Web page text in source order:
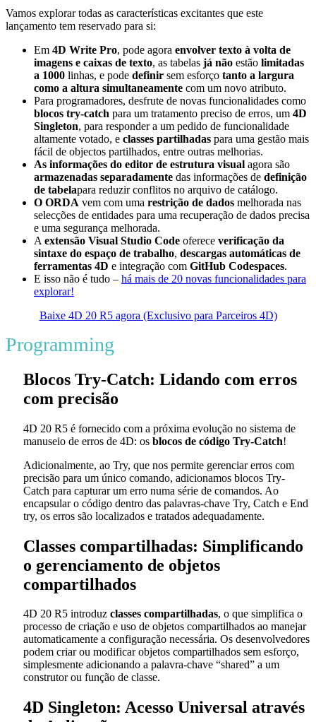
Vamos explorar todas as características excitantes que este
lançamento tem reservado para si:
Em 4D Write Pro, pode agora envolver texto à volta de
imagens e caixas de texto, as tabelas já não estão limitadas
a 1000 linhas, e pode definir sem esforço tanto a largura
como a altura simultaneamente com um novo atributo.
Para programadores, desfrute de novas funcionalidades como
blocos try-catch para um tratamento preciso de erros, um 4D
Singleton, para responder a um pedido de funcionalidade
altamente votado, e classes partilhadas para uma gestão mais
fácil de objectos partilhados, entre outras melhorias.
As informações do editor de estrutura visual agora são
armazenadas separadamente das informações de definição
de tabelapara reduzir conflitos no arquivo de catálogo.
O ORDA vem com uma restrição de dados melhorada nas
selecções de entidades para uma recuperação de dados precisa
e uma segurança melhorada.
A extensão Visual Studio Code oferece verificação da
sintaxe do espaço de trabalho, descargas automáticas de
ferramentas 4D e integração com GitHub Codespaces.
E isso não é tudo – há mais de 20 novas funcionalidades para
explorar!
Baixe 4D 20 R5 agora (Exclusivo para Parceiros 4D)
Programming
Blocos Try-Catch: Lidando com erros
com precisão
4D 20 R5 é fornecido com a próxima evolução no sistema de
manuseio de erros de 4D: os blocos de código Try-Catch!
Adicionalmente, ao Try, que nos permite gerenciar erros com
precisão para um único comando, adicionamos blocos Try-
Catch para capturar um erro numa série de comandos. Ao
encapsular o código dentro das palavras-chave Try, Catch e End
try, os erros são localizados e tratados adequadamente.
Classes compartilhadas: Simplificando
o gerenciamento de objetos
compartilhados
4D 20 R5 introduz classes compartilhadas, o que simplifica o
processo de criação e uso de objetos compartilhados ao manejar
automaticamente a configuração necessária. Os desenvolvedores
podem criar ou modificar objetos compartilhados sem esforço,
simplesmente adicionando a palavra-chave “shared” a um
construtor ou função de classe.
4D Singleton: Acesso Universal através